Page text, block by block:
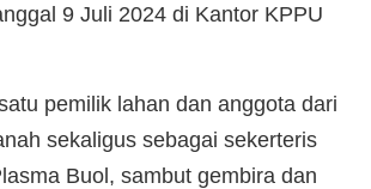
9 Juli 2024 di Kantor KPPU
pemilik lahan dan anggota dari
sekaligus sebagai sekerteris
Buol, sambut gembira dan